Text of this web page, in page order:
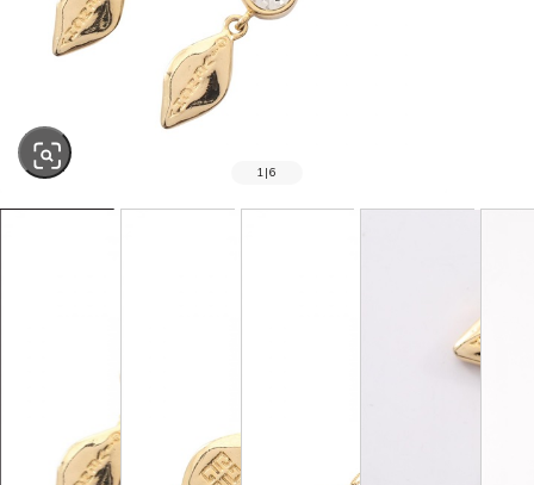
1 |6